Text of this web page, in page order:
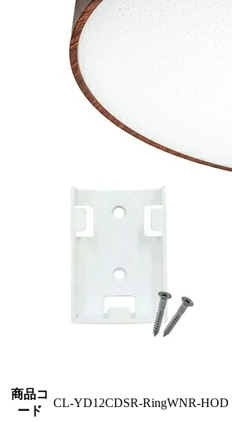
商品コ
ード
CL-YD12CDSR-RingWNR-HOD